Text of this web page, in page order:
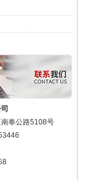
奉公路5108号